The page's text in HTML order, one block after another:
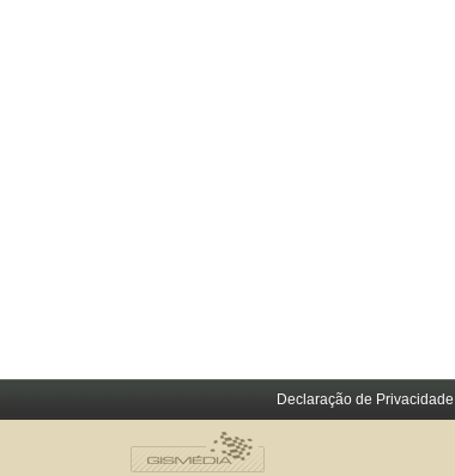
Declaração de Privacidade